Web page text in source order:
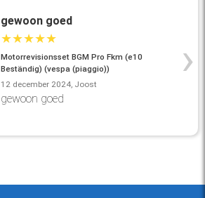
gewoon goed
★★★★★
Motorrevisionsset BGM Pro Fkm (e10
Beständig) (vespa (piaggio))
12 december 2024, Joost
gewoon goed
›